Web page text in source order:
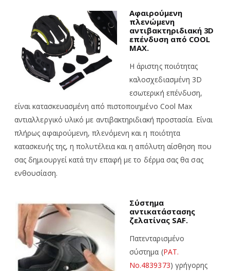
Αφαιρούμενη
πλενώμενη
αντιβακτηριδιακή 3D
επένδυση από COOL
MAX.
H άριστης ποιότητας
καλοσχεδιασμένη 3D
εσωτερική επένδυση,
είναι κατασκευασμένη από πιστοποιημένο Cool Max
αντιαλλεργικό υλικό με αντιβακτηριδιακή προστασία. Είναι
πλήρως αφαιρούμενη, πλενόμενη και η ποιότητα
κατασκευής της, η πολυτέλεια και η απόλυτη αίσθηση που
σας δημιουργεί κατά την επαφή με το δέρμα σας θα σας
ενθουσίαση.
Σύστημα
αντικατάστασης
ζελατίνας SAF.
Πατενταρισμένο
σύστημα (PAT.
No.4839373) γρήγορης